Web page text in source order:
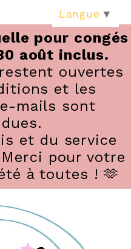
pour congés
août inclus.
ouvertes
et les
mails sont
et du service
pour votre
à toutes ! 🫶
Langue ▼